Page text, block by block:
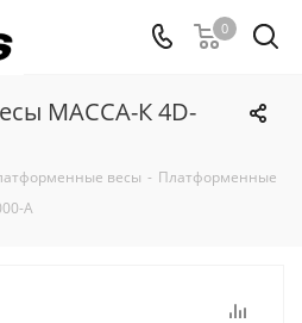
0
МАССА-К 4D-
весы - Платформенные
А